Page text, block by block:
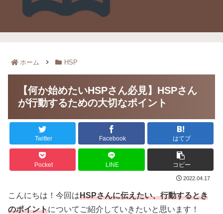
ホーム HSP
【何か始めたいHSPさん必見】HSPさん
が行動するための大切なポイント
Twitter Facebook はてブ
Pocket LINE コピー
2022.04.17
こんにちは！今回はHSPさんに伝えたい、行動するとき
のポイントについてご紹介していきたいと思います！